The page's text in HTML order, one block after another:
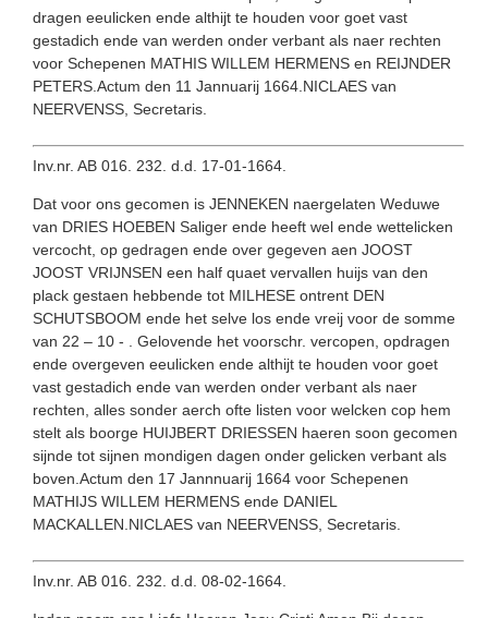
dragen eeulicken ende althijt te houden voor goet vast
gestadich ende van werden onder verbant als naer rechten
voor Schepenen MATHIS WILLEM HERMENS en REIJNDER
PETERS.Actum den 11 Jannuarij 1664.NICLAES van
NEERVENSS, Secretaris.
Inv.nr. AB 016. 232. d.d. 17-01-1664.
Dat voor ons gecomen is JENNEKEN naergelaten Weduwe
van DRIES HOEBEN Saliger ende heeft wel ende wettelicken
vercocht, op gedragen ende over gegeven aen JOOST
JOOST VRIJNSEN een half quaet vervallen huijs van den
plack gestaen hebbende tot MILHESE ontrent DEN
SCHUTSBOOM ende het selve los ende vreij voor de somme
van 22 – 10 - . Gelovende het voorschr. vercopen, opdragen
ende overgeven eeulicken ende althijt te houden voor goet
vast gestadich ende van werden onder verbant als naer
rechten, alles sonder aerch ofte listen voor welcken cop hem
stelt als boorge HUIJBERT DRIESSEN haeren soon gecomen
sijnde tot sijnen mondigen dagen onder gelicken verbant als
boven.Actum den 17 Jannnuarij 1664 voor Schepenen
MATHIJS WILLEM HERMENS ende DANIEL
MACKALLEN.NICLAES van NEERVENSS, Secretaris.
Inv.nr. AB 016. 232. d.d. 08-02-1664.